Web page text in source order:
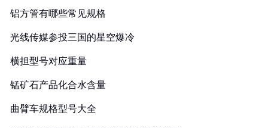
铝方管有哪些常见规格
光线传媒参投三国的星空爆冷
横担型号对应重量
锰矿石产品化合水含量
曲臂车规格型号大全